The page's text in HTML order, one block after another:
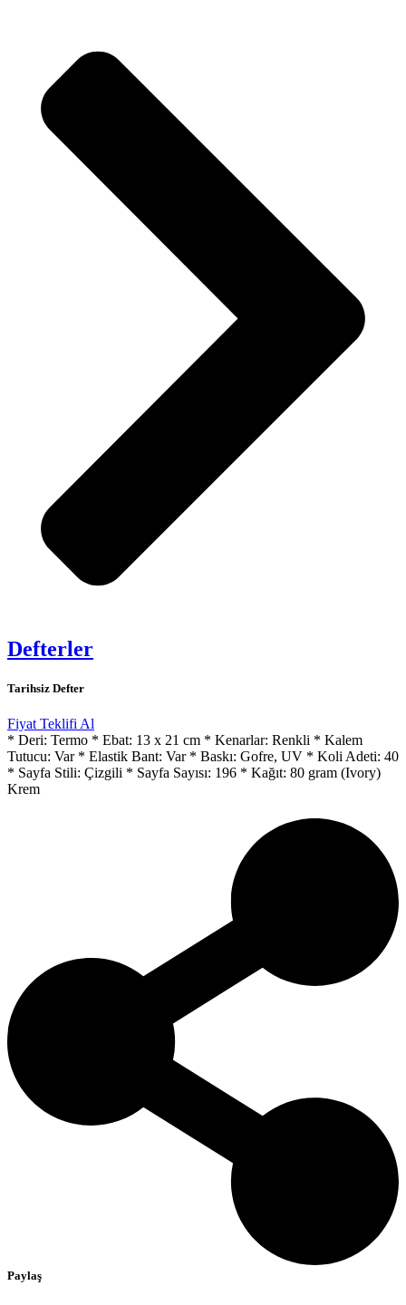
Defterler
Tarihsiz Defter
Fiyat Teklifi Al
* Deri: Termo * Ebat: 13 x 21 cm * Kenarlar: Renkli * Kalem
Tutucu: Var * Elastik Bant: Var * Baskı: Gofre, UV * Koli Adeti: 40
* Sayfa Stili: Çizgili * Sayfa Sayısı: 196 * Kağıt: 80 gram (Ivory)
Krem
Paylaş